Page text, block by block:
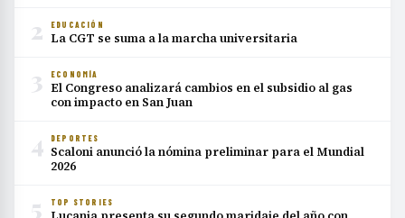
2 EDUCACIÓN
La CGT se suma a la marcha universitaria
3 ECONOMÍA
El Congreso analizará cambios en el subsidio al gas
con impacto en San Juan
4 DEPORTES
Scaloni anunció la nómina preliminar para el Mundial
2026
5 TOP STORIES